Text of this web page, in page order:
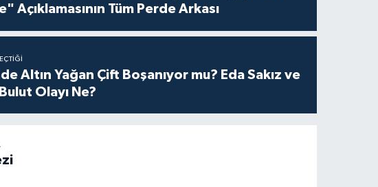
Açıklamasının Tüm Perde Arkası
Altın Yağan Çift Boşanıyor mu? Eda Sakız ve
Olayı Ne?